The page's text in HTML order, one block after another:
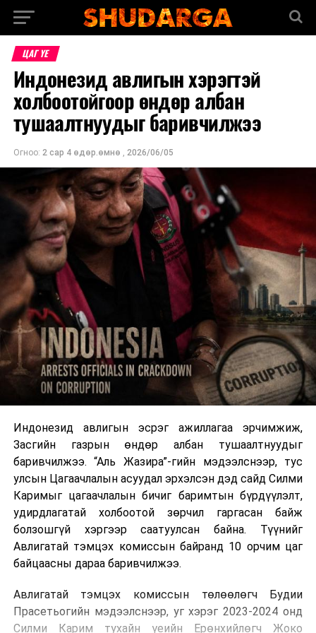
ЦАГ ҮЕ
Индонезид авлигын хэрэгтэй
холбоотойгоор өндөр албан
тушаалтнуудыг баривчилжээ
Огноо: 2 сар 4 өдөр.өмнө , 2026/06/05
Индонезид авлигын эсрэг ажиллагаа эрчимжиж,
Засгийн газрын өндөр албан тушаалтнуудыг
баривчилжээ. “Аль Жазира”-гийн мэдээлснээр, тус
улсын Цагаачлалын асуудал эрхэлсэн дэд сайд Силми
Каримыг цагаачлалын бичиг баримтын бүрдүүлэлт,
удирдлагатай холбоотой зөрчил гаргасан байж
болзошгүй хэргээр саатуулсан байна. Түүнийг
Авлигатай тэмцэх комиссын байранд 10 орчим цаг
байцаасны дараа баривчилжээ.
Авлигатай тэмцэх комиссын төлөөлөгч Будии
Прасетьогийн мэдээлснээр, уг хэрэг 2023-2024 онд
Силми Карим тухайн үеийн Ерөнхийлөгч Жоко